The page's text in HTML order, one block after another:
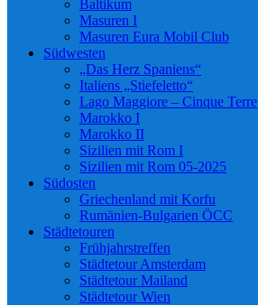
Baltikum
Masuren I
Masuren Eura Mobil Club
Südwesten
„Das Herz Spaniens“
Italiens „Stiefeletto“
Lago Maggiore – Cinque Terre
Marokko I
Marokko II
Sizilien mit Rom I
Sizilien mit Rom 05-2025
Südosten
Griechenland mit Korfu
Rumänien-Bulgarien ÖCC
Städtetouren
Frühjahrstreffen
Städtetour Amsterdam
Städtetour Mailand
Städtetour Wien